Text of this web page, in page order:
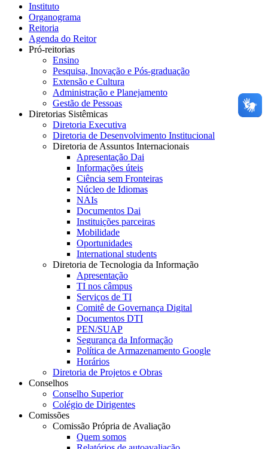
Instituto
Organograma
Reitoria
Agenda do Reitor
Pró-reitorias
Ensino
Pesquisa, Inovação e Pós-graduação
Extensão e Cultura
Administração e Planejamento
Gestão de Pessoas
Diretorias Sistêmicas
Diretoria Executiva
Diretoria de Desenvolvimento Institucional
Diretoria de Assuntos Internacionais
Apresentação Dai
Informações úteis
Ciência sem Fronteiras
Núcleo de Idiomas
NAIs
Documentos Dai
Instituições parceiras
Mobilidade
Oportunidades
International students
Diretoria de Tecnologia da Informação
Apresentação
TI nos câmpus
Serviços de TI
Comitê de Governança Digital
Documentos DTI
PEN/SUAP
Segurança da Informação
Política de Armazenamento Google
Horários
Diretoria de Projetos e Obras
Conselhos
Conselho Superior
Colégio de Dirigentes
Comissões
Comissão Própria de Avaliação
Quem somos